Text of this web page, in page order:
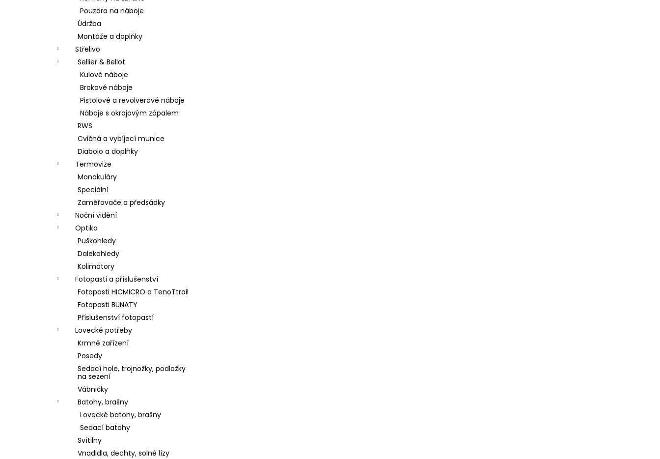
Pouzdra na náboje
Údržba
Montáže a doplňky
Střelivo
Sellier & Bellot
Kulové náboje
Brokové náboje
Pistolové a revolverové náboje
Náboje s okrajovým zápalem
RWS
Cvičná a vybíjecí munice
Diabolo a doplňky
Termovize
Monokuláry
Speciální
Zaměřovače a předsádky
Noční vidění
Optika
Puškohledy
Dalekohledy
Kolimátory
Fotopasti a příslušenství
Fotopasti HICMICRO a TenoTtrail
Fotopasti BUNATY
Příslušenství fotopastí
Lovecké potřeby
Krmné zařízení
Posedy
Sedací hole, trojnožky, podložky
na sezení
Vábničky
Batohy, brašny
Lovecké batohy, brašny
Sedací batohy
Svítilny
Vnadidla, dechty, solné lízy